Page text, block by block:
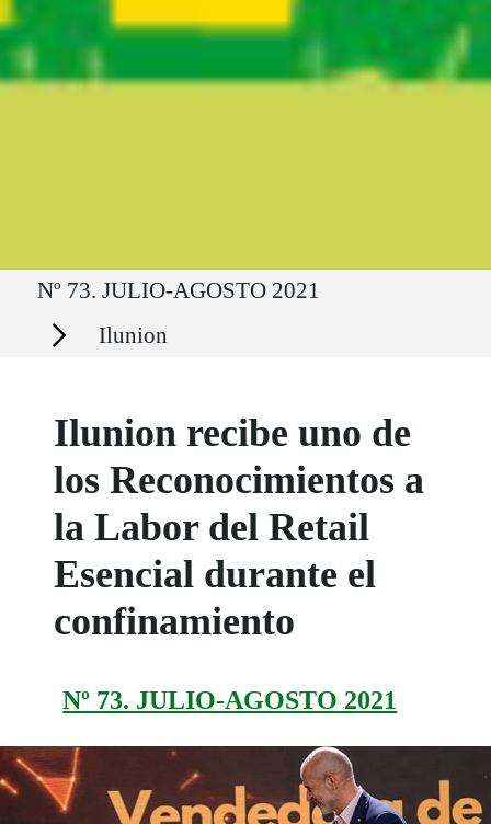
Ruta del sitio
Nº 73. JULIO-AGOSTO 2021
Secciones Ilunion
Ilunion recibe uno de
los Reconocimientos a
la Labor del Retail
Esencial durante el
confinamiento
Nº 73. JULIO-AGOSTO 2021